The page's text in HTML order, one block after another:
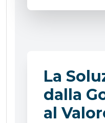
La
dalla
al